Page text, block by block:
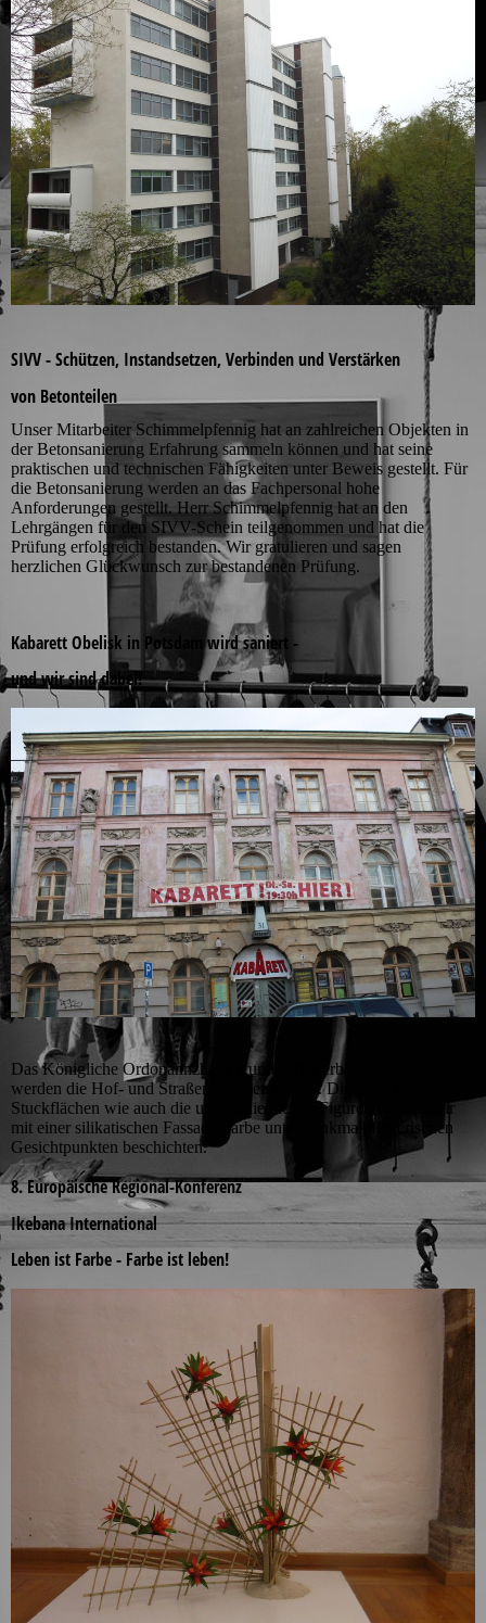
SIVV - Schützen, Instandsetzen, Verbinden und Verstärken
von Betonteilen
Unser Mitarbeiter Schimmelpfennig hat an zahlreichen Objekten in
der Betonsanierung Erfahrung sammeln können und hat seine
praktischen und technischen Fähigkeiten unter Beweis gestellt. Für
die Betonsanierung werden an das Fachpersonal hohe
Anforderungen gestellt. Herr Schimmelpfennig hat an den
Lehrgängen für den SIVV-Schein teilgenommen und hat die
Prüfung erfolgreich bestanden. Wir gratulieren und sagen
herzlichen Glückwunsch zur bestandenen Prüfung.
Kabarett Obelisk in Potsdam wird saniert -
und wir sind dabei!
Das Königliche Ordonannzhaus wurde 1782 erbaut und nun
werden die Hof- und Straßenfassaden saniert. Die Putz- und
Stuckflächen wie auch die unterschiedlichen Figuren werden wir
mit einer silikatischen Fassadenfarbe unter denkmalpflegerischen
Gesichtpunkten beschichten.
8. Europäische Regional-Konferenz
Ikebana International
Leben ist Farbe - Farbe ist leben!